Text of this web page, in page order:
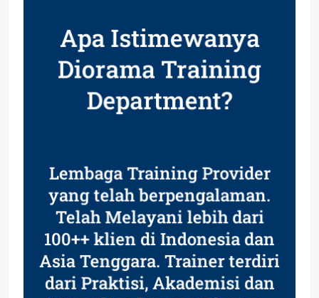
Apa Istimewanya
Diorama Training
Department?
Lembaga Training Provider
yang telah berpengalaman.
Telah Melayani lebih dari
100++ klien di Indonesia dan
Asia Tenggara. Trainer terdiri
dari Praktisi, Akademisi dan